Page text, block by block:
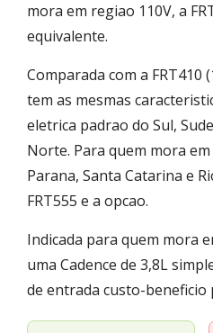
mora em regiao 110V, a
equivalente.
Comparada com a FRT410
tem as mesmas
eletrica padrao do Sul,
Norte. Para quem mora
Parana, Santa Catarina e
FRT555 e a opcao.
Indicada para quem mora
uma Cadence de 3,8L
de entrada custo-beneficio